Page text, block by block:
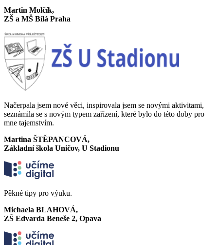
Martin Molčík,
ZŠ a MŠ Bílá Praha
Načerpala jsem nové věci, inspirovala jsem se novými aktivitami,
seznámila se s novým typem zařízení, které bylo do této doby pro
mne tajemstvím.
Martina ŠTĚPANCOVÁ,
Základní škola Uničov, U Stadionu
Pěkné tipy pro výuku.
Michaela BLAHOVÁ,
ZŠ Edvarda Beneše 2, Opava